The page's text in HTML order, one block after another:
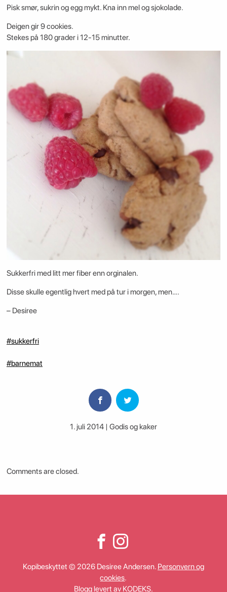
Pisk smør, sukrin og egg mykt. Kna inn mel og sjokolade.
Deigen gir 9 cookies.
Stekes på 180 grader i 12-15 minutter.
Sukkerfri med litt mer fiber enn orginalen.
Disse skulle egentlig hvert med på tur i morgen, men….
– Desiree
#sukkerfri
#barnemat
1. juli 2014 | Godis og kaker
Comments are closed.
Kopibeskyttet © 2026 Desiree Andersen. Personvern og
cookies.
Blogg levert av KODEKS.